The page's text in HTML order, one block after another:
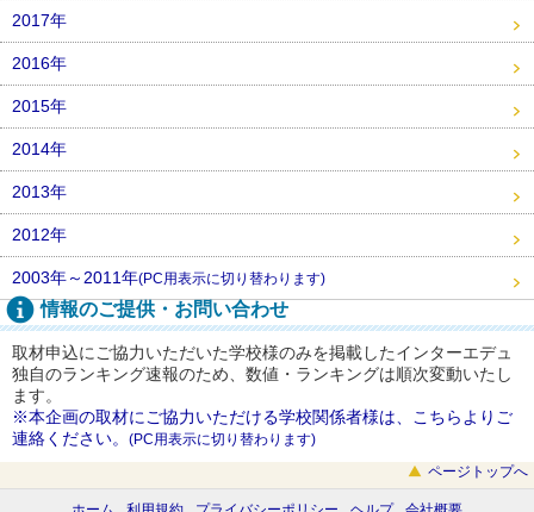
2017年
2016年
2015年
2014年
2013年
2012年
2003年～2011年(PC用表示に切り替わります)
情報のご提供・お問い合わせ
取材申込にご協力いただいた学校様のみを掲載したインターエデュ
独自のランキング速報のため、数値・ランキングは順次変動いたし
ます。
※本企画の取材にご協力いただける学校関係者様は、こちらよりご
連絡ください。 (PC用表示に切り替わります)
ページトップへ